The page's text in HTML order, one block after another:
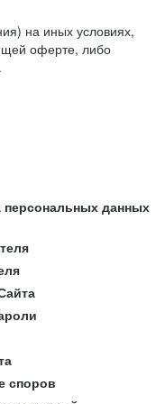
на иных условиях,
оферте, либо
персональных данных
споров